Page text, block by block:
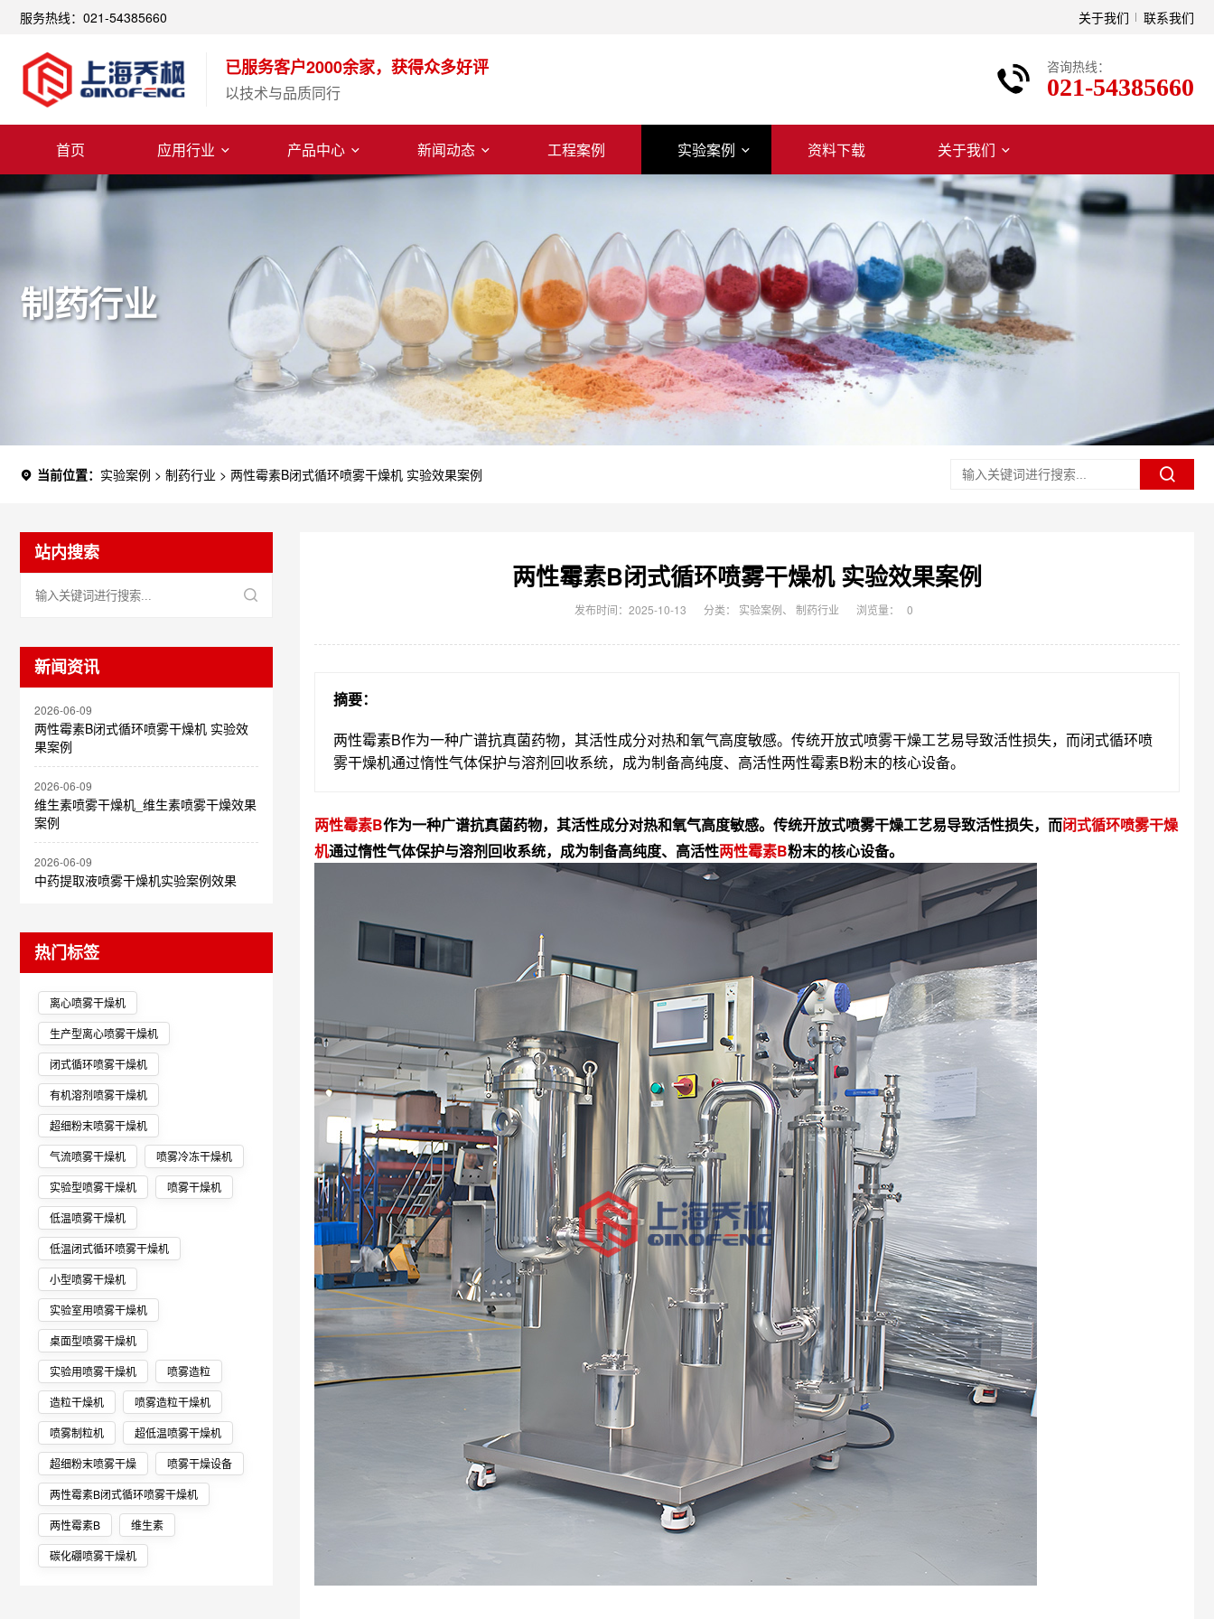
服务热线：021-54385660 关于我们 联系我们
已服务客户2000余家，获得众多好评
以技术与品质同行
咨询热线：
021-54385660
首页 应用行业 产品中心 新闻动态 工程案例 实验案例 资料下载 关于我们
制药行业
当前位置： 实验案例 > 制药行业 > 两性霉素B闭式循环喷雾干燥机 实验效果案例
站内搜索
新闻资讯
2026-06-09
两性霉素B闭式循环喷雾干燥机 实验效
果案例
2026-06-09
维生素喷雾干燥机_维生素喷雾干燥效果
案例
2026-06-09
中药提取液喷雾干燥机实验案例效果
热门标签
离心喷雾干燥机
生产型离心喷雾干燥机
闭式循环喷雾干燥机
有机溶剂喷雾干燥机
超细粉末喷雾干燥机
气流喷雾干燥机
喷雾冷冻干燥机
实验型喷雾干燥机
喷雾干燥机
低温喷雾干燥机
低温闭式循环喷雾干燥机
小型喷雾干燥机
实验室用喷雾干燥机
桌面型喷雾干燥机
实验用喷雾干燥机
喷雾造粒
造粒干燥机
喷雾造粒干燥机
喷雾制粒机
超低温喷雾干燥机
超细粉末喷雾干燥
喷雾干燥设备
两性霉素B闭式循环喷雾干燥机
两性霉素B
维生素
碳化硼喷雾干燥机
两性霉素B闭式循环喷雾干燥机 实验效果案例
发布时间：2025-10-13 分类： 实验案例、 制药行业 浏览量： 0
摘要：
两性霉素B作为一种广谱抗真菌药物，其活性成分对热和氧气高度敏感。传统开放式喷雾干燥工艺易导致活性损失，而闭式循环喷
雾干燥机通过惰性气体保护与溶剂回收系统，成为制备高纯度、高活性两性霉素B粉末的核心设备。
两性霉素B作为一种广谱抗真菌药物，其活性成分对热和氧气高度敏感。传统开放式喷雾干燥工艺易导致活性损失，而闭式循环喷雾干燥
机通过惰性气体保护与溶剂回收系统，成为制备高纯度、高活性两性霉素B粉末的核心设备。